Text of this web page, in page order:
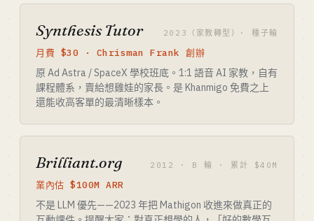
Synthesis Tutor 2023（家教轉型）· 種子輪
月費 $30 · Chrisman Frank 創辦
原 Ad Astra / SpaceX 學校班底。1:1 語音 AI 家教，自有
課程體系，賣給想雞娃的家長。是 Khanmigo 免費之上
還能收高客單的最清晰樣本。
Brilliant.org 2012 · B 輪 · 累計 $40M
業內估 $100M ARR
不是 LLM 優先——2023 年把 Mathigon 收進來做真正的